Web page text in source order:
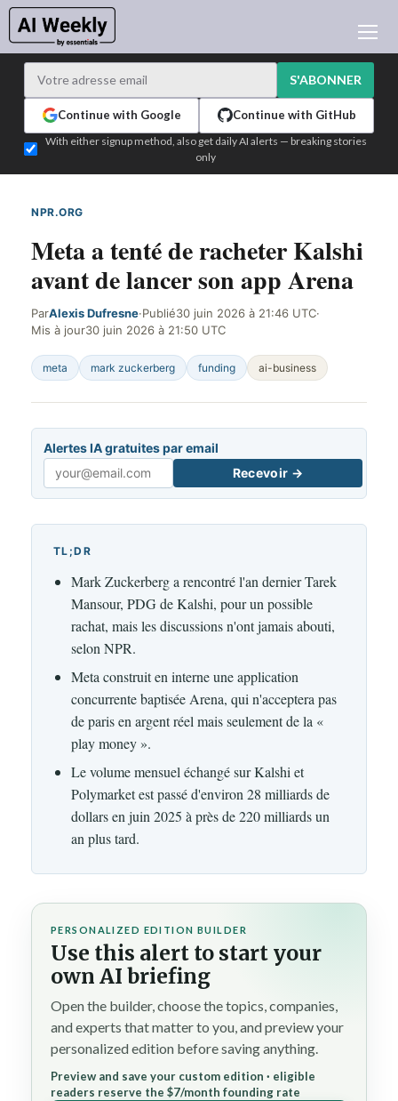
APPRENDRE L'IA
L'ACTU IA DU JOUR
TEST EDITION BUILDER
CONNEXION
S'ABONNER
Continue with Google Continue with GitHub
With either signup method, also get daily AI alerts — breaking stories
only
NPR.ORG
Meta a tenté de racheter Kalshi
avant de lancer son app Arena
ParAlexis Dufresne·Publié30 juin 2026 à 21:46 UTC·
Mis à jour30 juin 2026 à 21:50 UTC
meta mark zuckerberg funding ai-business
Alertes IA gratuites par email
Email
Recevoir →
TL;DR
Mark Zuckerberg a rencontré l'an dernier Tarek
Mansour, PDG de Kalshi, pour un possible
rachat, mais les discussions n'ont jamais abouti,
selon NPR.
Meta construit en interne une application
concurrente baptisée Arena, qui n'acceptera pas
de paris en argent réel mais seulement de la «
play money ».
Le volume mensuel échangé sur Kalshi et
Polymarket est passé d'environ 28 milliards de
dollars en juin 2025 à près de 220 milliards un
an plus tard.
PERSONALIZED EDITION BUILDER
Use this alert to start your
own AI briefing
Open the builder, choose the topics, companies,
and experts that matter to you, and preview your
personalized edition before saving anything.
Preview and save your custom edition · eligible
readers reserve the $7/month founding rate